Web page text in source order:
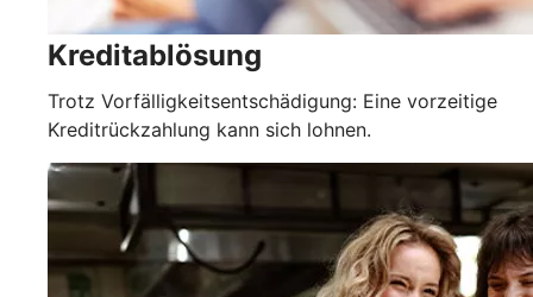
Kreditablösung
Trotz Vorfälligkeitsentschädigung: Eine vorzeitige
Kreditrückzahlung kann sich lohnen.